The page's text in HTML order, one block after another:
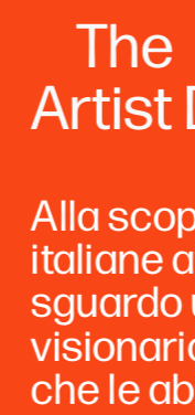
The
Artist
Alla
italiane
sguardo
che le